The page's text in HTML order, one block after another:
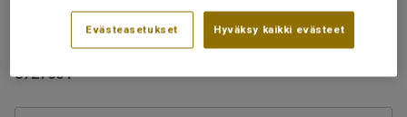
Voidaan asentaa lattialämmityksen päälle
8727004
Evästeasetukset Hyväksy kaikki evästeet